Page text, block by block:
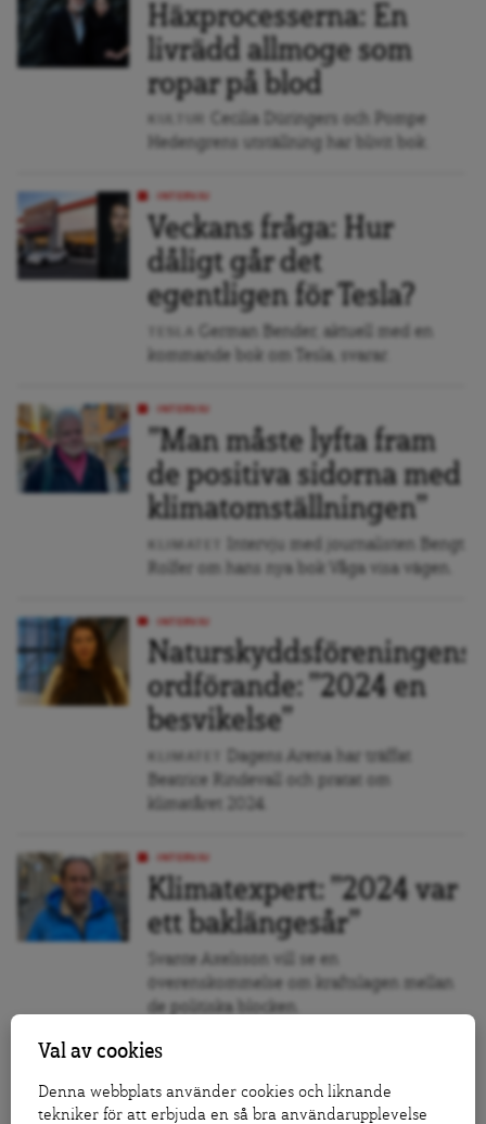
Häxprocesserna: En
livrädd allmoge som
ropar på blod
Cecilia Düringers och Pompe
Hedengrens utställning har blivit bok.
Veckans fråga: Hur
dåligt går det
egentligen för Tesla?
German Bender, aktuell med en
kommande bok om Tesla, svarar.
”Man måste lyfta fram
de positiva sidorna med
klimatomställningen”
Intervju med journalisten Bengt
Rolfer om hans nya bok Våga visa vägen.
Naturskyddsföreningens
ordförande: ”2024 en
besvikelse”
Dagens Arena har träffat
Beatrice Rindevall och pratat om
klimatåret 2024.
Klimatexpert: ”2024 var
ett baklängesår”
Svante Axelsson vill se en
överenskommelse om kraftslagen mellan
de politiska blocken.
Pristagare kritiserar AP-
Val av cookies
Denna webbplats använder cookies och liknande
tekniker för att erbjuda en så bra användarupplevelse